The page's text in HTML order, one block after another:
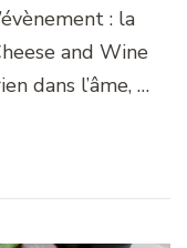
: la
and Wine
dans l’âme, …